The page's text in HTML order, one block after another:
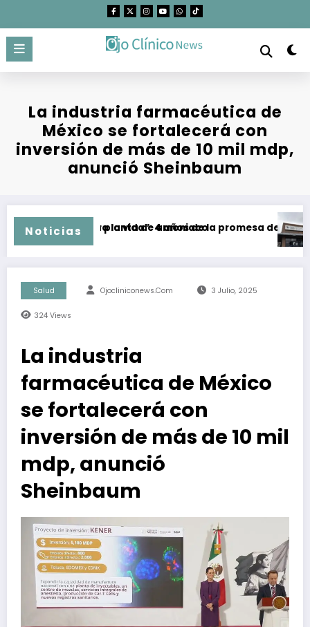
contenido
La industria farmacéutica de
México se fortalecerá con
inversión de más de 10 mil mdp,
anunció Sheinbaum
Noticias
de mega planta de amoniaco
“Corredor para la vida”: 4 años de la promesa de dejar
Salud Ojocliniconews.com 3 Julio, 2025
324 Views
La industria
farmacéutica de México
se fortalecerá con
inversión de más de 10 mil
mdp, anunció
Sheinbaum